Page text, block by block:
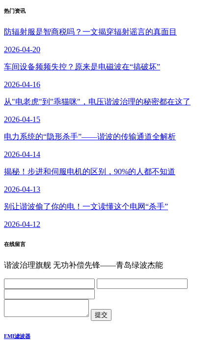
热门资讯
防辐射服是智商税吗？一文揭穿辐射谣言的真面目
2026-04-20
车间设备频频失控？原来是电磁波在“搞破坏”
2026-04-16
从"电老虎"到"乖猫咪"，电压谐波治理的秘密都在这了
2026-04-15
电力系统的“隐形杀手”——谐波的传输通道全解析
2026-04-14
揭秘！步进和伺服电机的区别，90%的人都不知道
2026-04-13
别让谐波偷了你的电！一文读懂这个电网“杀手”
2026-04-12
在线留言
谐波治理旗舰 无功补偿先锋——青岛绿波杰能
EMI滤波器